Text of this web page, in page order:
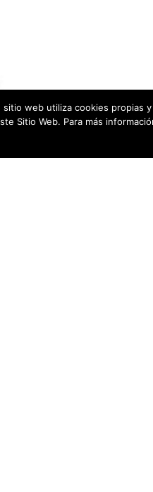
web utiliza cookies propias
Sitio Web. Para más